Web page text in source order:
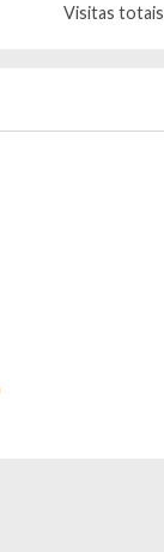
Visitas totais